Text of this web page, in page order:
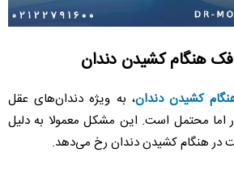
هنگام کشیدن دندان
کشیدن دندان، به ویژه دندان‌های عقل
اما محتمل است. این مشکل معمولا به دلیل
در هنگام کشیدن دندان رخ می‌دهد.